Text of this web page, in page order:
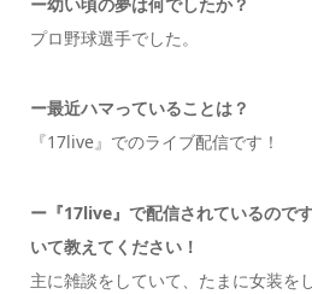
プロ野球選手でした。
ー最近ハマっていることは？
『17live』でのライブ配信です！
ー『17live』で配信されているので
いて教えてください！
主に雑談をしていて、たまに女装を